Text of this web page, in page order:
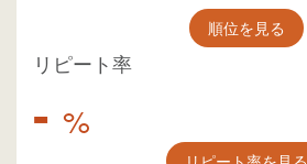
順位を見る
リピート率
- %